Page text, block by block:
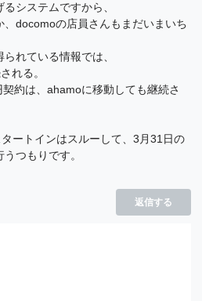
システムですから、
docomoの店員さんもまだいまいち
れている情報では、
れる。
約は、ahamoに移動しても継続さ
ートインはスルーして、3月31日の
つもりです。
返信する